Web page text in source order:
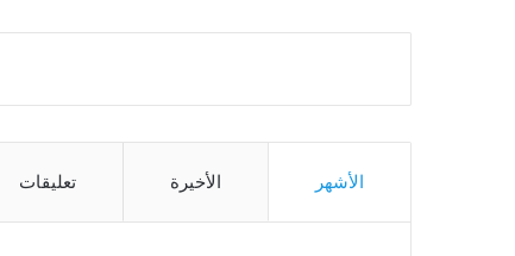
الأشهر الأخيرة تعليقات